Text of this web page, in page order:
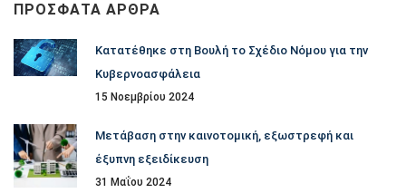
ΠΡΌΣΦΑΤΑ ΆΡΘΡΑ
Κατατέθηκε στη Βουλή το Σχέδιο Νόμου για την
Κυβερνοασφάλεια
15 Νοεμβρίου 2024
Μετάβαση στην καινοτομική, εξωστρεφή και
έξυπνη εξειδίκευση
31 Μαΐου 2024